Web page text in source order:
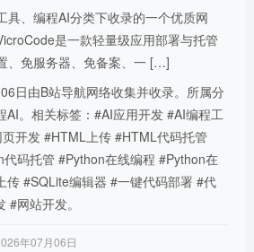
具、编程AI分类下收录的一个优质网
是一款轻量级应用部署与托管
、免服务器、免备案、一 […]
日由B站导航网络收集并收录。所属分
AI。相关标签：#AI应用开发 #AI编程工
开发 #HTML上传 #HTML代码托管
码托管 #Python在线编程 #Python在
传 #SQLite编辑器 #一键代码部署 #代
#网站开发。
年07月06日